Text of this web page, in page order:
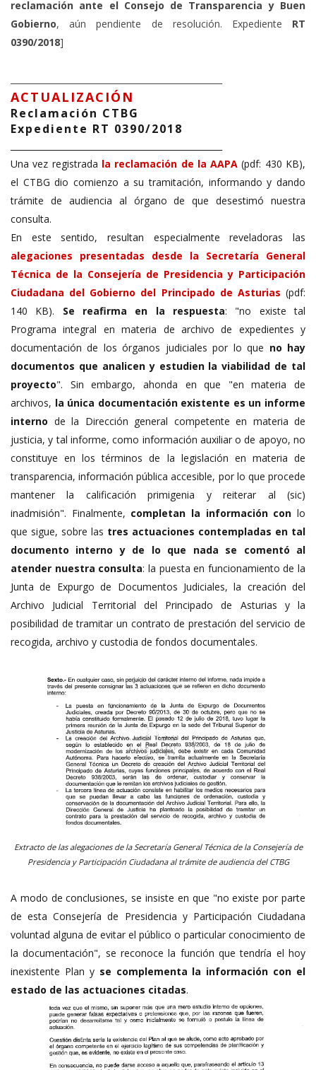
reclamación ante el Consejo de Transparencia y Buen
Gobierno, aún pendiente de resolución. Expediente RT
0390/2018]
ACTUALIZACIÓN
Reclamación CTBG
Expediente RT 0390/2018
Una vez registrada la reclamación de la AAPA (pdf: 430 KB),
el CTBG dio comienzo a su tramitación, informando y dando
trámite de audiencia al órgano de que desestimó nuestra
consulta.
En este sentido, resultan especialmente reveladoras las
alegaciones presentadas desde la Secretaría General
Técnica de la Consejería de Presidencia y Participación
Ciudadana del Gobierno del Principado de Asturias (pdf:
140 KB). Se reafirma en la respuesta: "no existe tal
Programa integral en materia de archivo de expedientes y
documentación de los órganos judiciales por lo que no hay
documentos que analicen y estudien la viabilidad de tal
proyecto". Sin embargo, ahonda en que "en materia de
archivos, la única documentación existente es un informe
interno de la Dirección general competente en materia de
justicia, y tal informe, como información auxiliar o de apoyo, no
constituye en los términos de la legislación en materia de
transparencia, información pública accesible, por lo que procede
mantener la calificación primigenia y reiterar al (sic)
inadmisión". Finalmente, completan la información con lo
que sigue, sobre las tres actuaciones contempladas en tal
documento interno y de lo que nada se comentó al
atender nuestra consulta: la puesta en funcionamiento de la
Junta de Expurgo de Documentos Judiciales, la creación del
Archivo Judicial Territorial del Principado de Asturias y la
posibilidad de tramitar un contrato de prestación del servicio de
recogida, archivo y custodia de fondos documentales.
Extracto de las alegaciones de la Secretaría General Técnica de la Consejería de
Presidencia y Participación Ciudadana al trámite de audiencia del CTBG
A modo de conclusiones, se insiste en que "no existe por parte
de esta Consejería de Presidencia y Participación Ciudadana
voluntad alguna de evitar el público o particular conocimiento de
la documentación", se reconoce la función que tendría el hoy
inexistente Plan y se complementa la información con el
estado de las actuaciones citadas.